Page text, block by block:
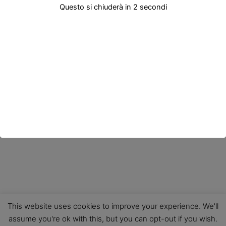
This website uses cookies to improve your experience. We'll
assume you're ok with this, but you can opt-out if you wish.
Questo si chiuderà in 2 secondi